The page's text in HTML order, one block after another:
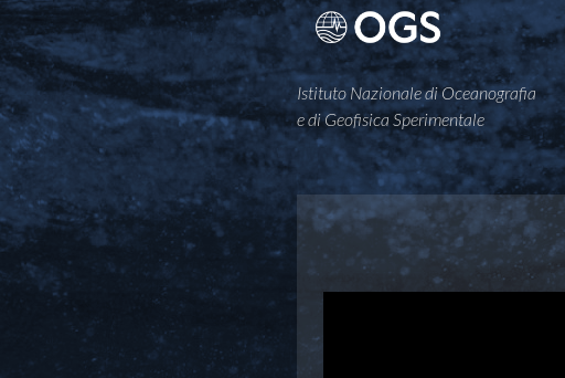
Istituto Nazionale di Oceanografia
e di Geofisica Sperimentale